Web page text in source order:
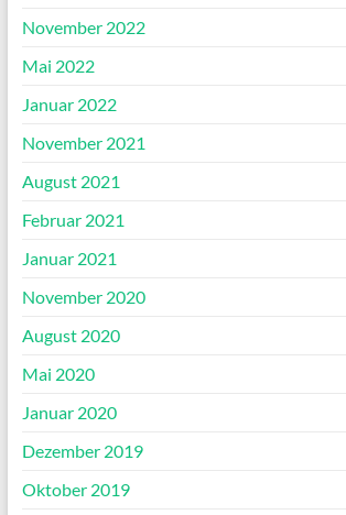
November 2022
Mai 2022
Januar 2022
November 2021
August 2021
Februar 2021
Januar 2021
November 2020
August 2020
Mai 2020
Januar 2020
Dezember 2019
Oktober 2019